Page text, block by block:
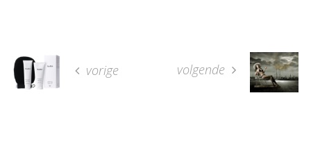
vorige volgende